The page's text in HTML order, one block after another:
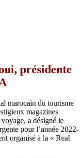
présidente
marocain du tourisme
magazines
a désigné le
pour l’année 2022-
organisé à la « Real